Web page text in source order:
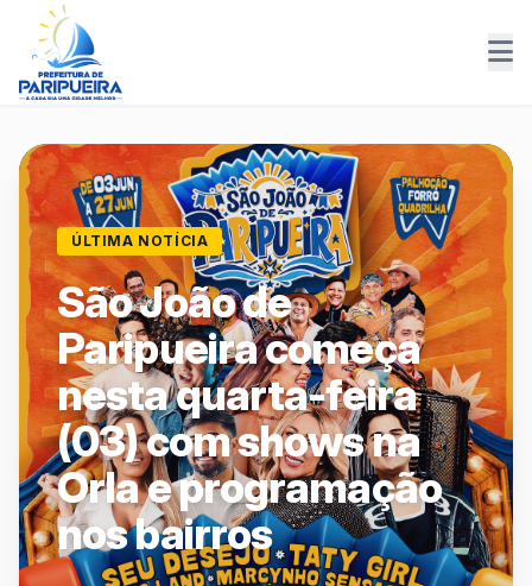
ÚLTIMA NOTÍCIA
São João de
Paripueira começa
nesta quarta-feira
(03) com shows na
Orla e programação
nos bairros